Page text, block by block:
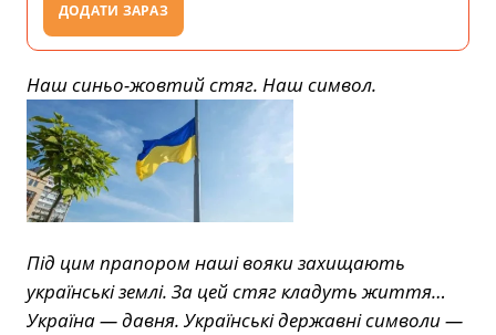
ДОДАТИ ЗАРАЗ
Наш синьо-жовтий стяг. Наш символ.
Під цим прапором наші вояки захищають
українські землі. За цей стяг кладуть життя…
Україна — давня. Українські державні символи —